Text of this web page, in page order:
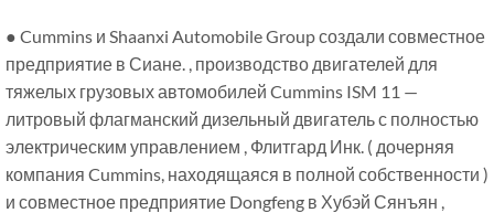
● Cummins и Shaanxi Automobile Group создали совместное
предприятие в Сиане. , производство двигателей для
тяжелых грузовых автомобилей Cummins ISM 11 —
литровый флагманский дизельный двигатель с полностью
электрическим управлением , Флитгард Инк. ( дочерняя
компания Cummins, находящаяся в полной собственности )
и совместное предприятие Dongfeng в Хубэй Сянъян ,